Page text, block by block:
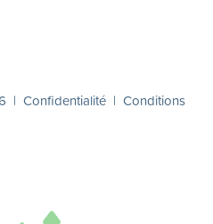
| Confidentialité | Conditions